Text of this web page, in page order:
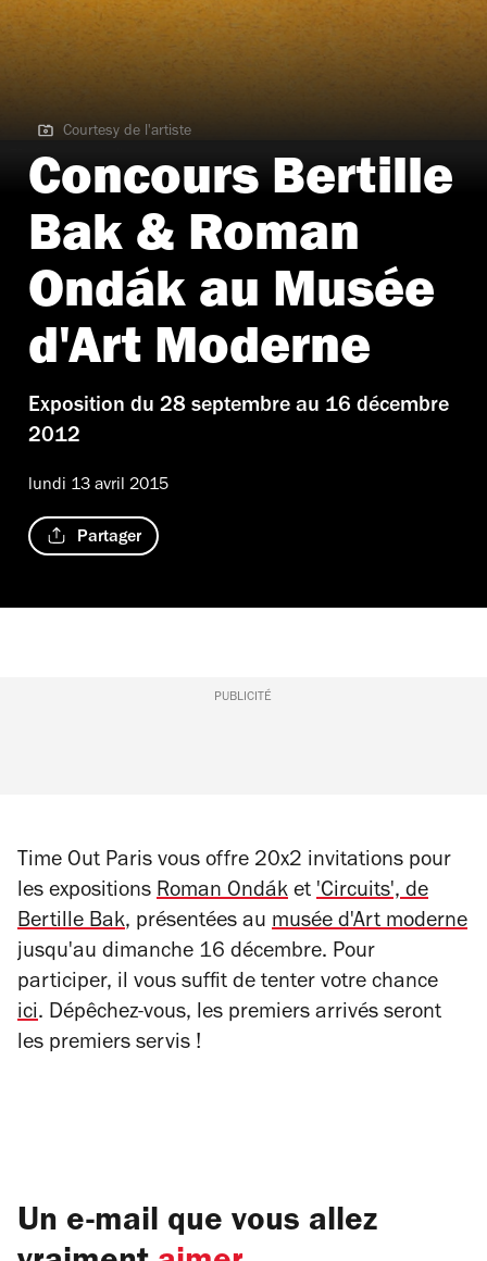
Courtesy de l'artiste
Courtesy de l'artiste
Concours Bertille
Bak & Roman
Ondák au Musée
d'Art Moderne
Exposition du 28 septembre au 16 décembre
2012
lundi 13 avril 2015
Partager
PUBLICITÉ
Time Out Paris vous offre 20x2 invitations pour
les expositions Roman Ondák et 'Circuits', de
Bertille Bak, présentées au musée d'Art moderne
jusqu'au dimanche 16 décembre. Pour
participer, il vous suffit de tenter votre chance
ici. Dépêchez-vous, les premiers arrivés seront
les premiers servis !
Un e-mail que vous allez